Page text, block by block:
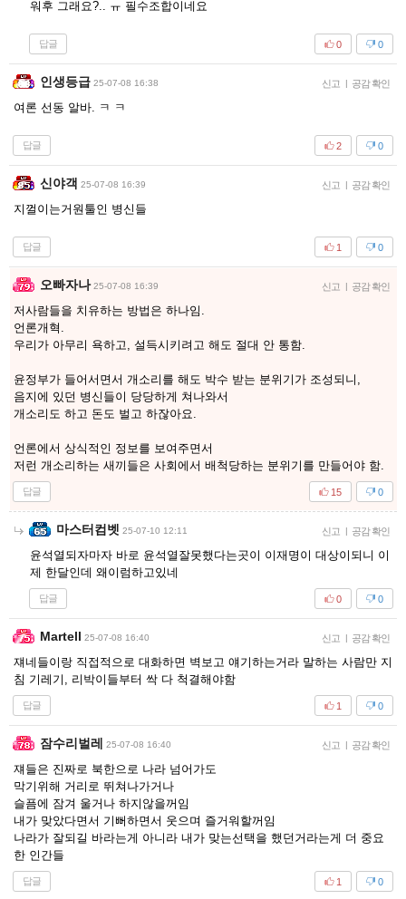
워후 그래요?.. ㅠ 필수조합이네요
답글 0
0
인생등급 25-07-08 16:38 신고 | 공감 확인
여론 선동 알바. ㅋ ㅋ
답글 0
2
신야객 25-07-08 16:39 신고 | 공감 확인
지껄이는거원툴인 병신들
답글 0
1
오빠자나 25-07-08 16:39 신고 | 공감 확인
저사람들을 치유하는 방법은 하나임.
언론개혁.
우리가 아무리 욕하고, 설득시키려고 해도 절대 안 통함.
윤정부가 들어서면서 개소리를 해도 박수 받는 분위기가 조성되니,
음지에 있던 병신들이 당당하게 쳐나와서
개소리도 하고 돈도 벌고 하잖아요.
언론에서 상식적인 정보를 보여주면서
저런 개소리하는 새끼들은 사회에서 배척당하는 분위기를 만들어야 함.
답글 0
15
마스터컴벳 25-07-10 12:11 신고 | 공감 확인
윤석열되자마자 바로 윤석열잘못했다는곳이 이재명이 대상이되니 이
제 한달인데 왜이럼하고있네
답글 0
0
Martell 25-07-08 16:40 신고 | 공감 확인
쟤네들이랑 직접적으로 대화하면 벽보고 얘기하는거라 말하는 사람만 지
침 기레기, 리박이들부터 싹 다 척결해야함
답글 0
1
잠수리벌레 25-07-08 16:40 신고 | 공감 확인
쟤들은 진짜로 북한으로 나라 넘어가도
막기위해 거리로 뛰쳐나가거나
슬픔에 잠겨 울거나 하지않을꺼임
내가 맞았다면서 기뻐하면서 웃으며 즐거워할꺼임
나라가 잘되길 바라는게 아니라 내가 맞는선택을 했던거라는게 더 중요
한 인간들
답글 0
1